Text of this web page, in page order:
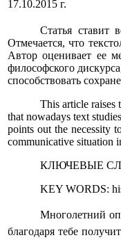
17.10.2015 г.
Статья ставит
Отмечается, что
Автор оценивает ее
философского
способствовать
This article raises
that nowadays text
points out the necessity
communicative situation
КЛЮЧЕВЫЕ
KEY WORDS:
Многолетний
благодаря тебе